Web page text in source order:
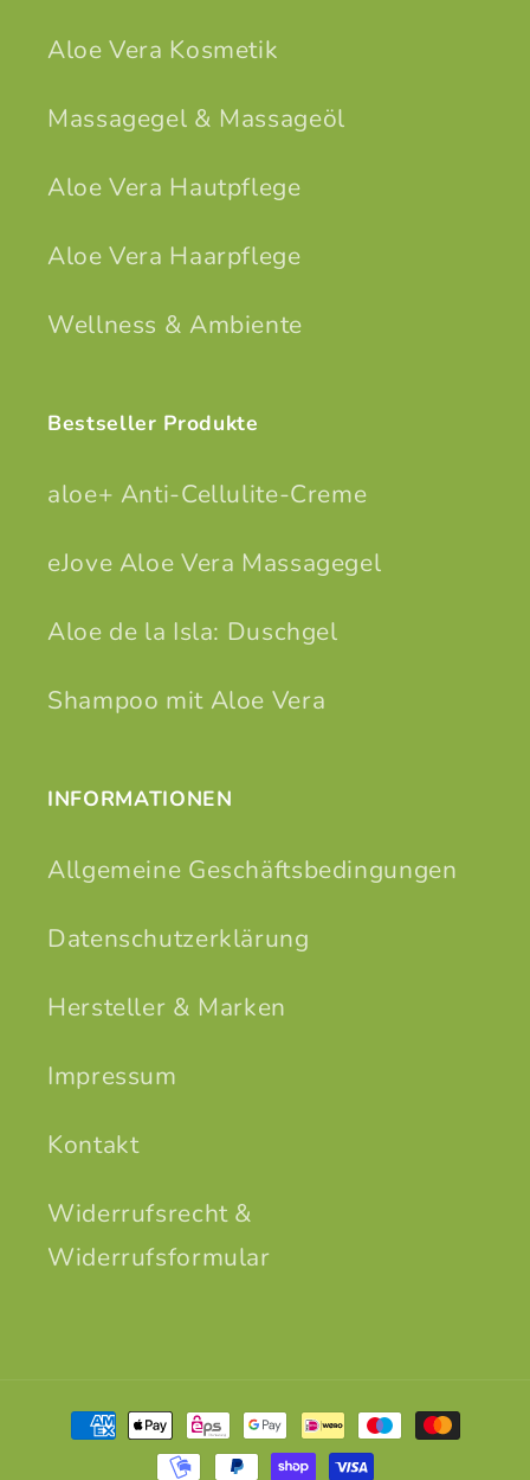
Aloe Vera Kosmetik
Massagegel & Massageöl
Aloe Vera Hautpflege
Aloe Vera Haarpflege
Wellness & Ambiente
Bestseller Produkte
aloe+ Anti-Cellulite-Creme
eJove Aloe Vera Massagegel
Aloe de la Isla: Duschgel
Shampoo mit Aloe Vera
INFORMATIONEN
Allgemeine Geschäftsbedingungen
Datenschutzerklärung
Hersteller & Marken
Impressum
Kontakt
Widerrufsrecht &
Widerrufsformular
Zahlungsmethoden